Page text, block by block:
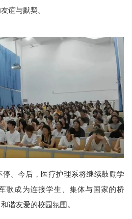
谊与默契。
停。今后，医疗护理系将继续鼓励学
歌成为连接学生、集体与国家的桥
谐友爱的校园氛围。